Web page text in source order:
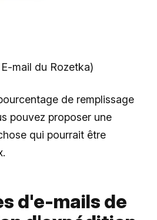
mail du Rozetka)
de remplissage
pouvez proposer une
qui pourrait être
d'e-mails de